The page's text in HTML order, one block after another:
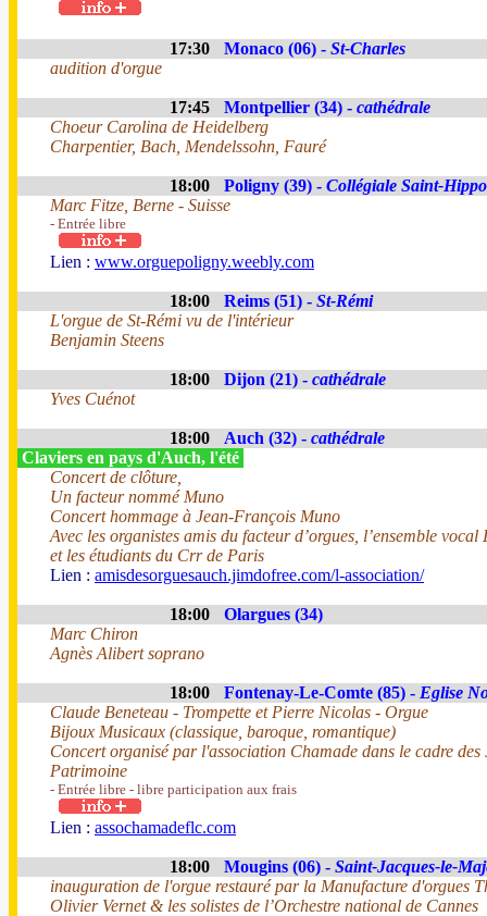
17:30 Monaco (06) - St-Charles
audition d'orgue
17:45 Montpellier (34) - cathédrale
Choeur Carolina de Heidelberg
Charpentier, Bach, Mendelssohn, Fauré
18:00 Poligny (39) - Collégiale Saint-
Marc Fitze, Berne - Suisse
- Entrée libre
Lien : www.orguepoligny.weebly.com
18:00 Reims (51) - St-Rémi
L'orgue de St-Rémi vu de l'intérieur
Benjamin Steens
18:00 Dijon (21) - cathédrale
Yves Cuénot
18:00 Auch (32) - cathédrale
Claviers en pays d'Auch, l'été
Concert de clôture,
Un facteur nommé Muno
Concert hommage à Jean-François Muno
Avec les organistes amis du facteur d’orgues, l’ensemble
et les étudiants du Crr de Paris
Lien : amisdesorguesauch.jimdofree.com/l-association/
18:00
Olargues (34)
Marc Chiron
Agnès Alibert soprano
18:00 Fontenay-Le-Comte (85) - Eglise
Claude Beneteau - Trompette et Pierre Nicolas - Orgue
Bijoux Musicaux (classique, baroque, romantique)
Concert organisé par l'association Chamade dans le cadre des
Patrimoine
- Entrée libre - libre participation aux frais
Lien : assochamadeflc.com
18:00 Mougins (06) - Saint-Jacques-le-
inauguration de l'orgue restauré par la Manufacture d'orgues
Olivier Vernet & les solistes de l’Orchestre national de Cannes